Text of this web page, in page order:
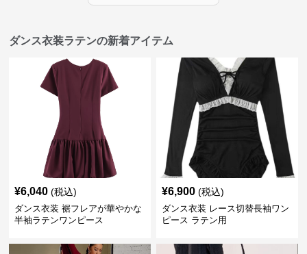
ダンス衣装ラテンの新着アイテム
¥6,040 (税込)
ダンス衣装 裾フレアが華やかな
半袖ラテンワンピース
¥6,900 (税込)
ダンス衣装 レース切替長袖ワン
ピース ラテン用